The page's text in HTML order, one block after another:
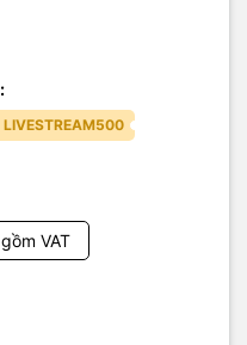
LIVESTREAM500
VAT